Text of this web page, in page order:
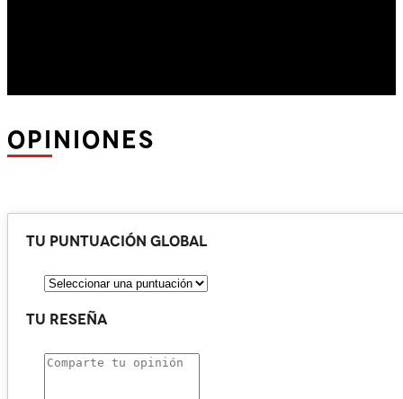
OPINIONES
Tu puntuación global
Tu reseña